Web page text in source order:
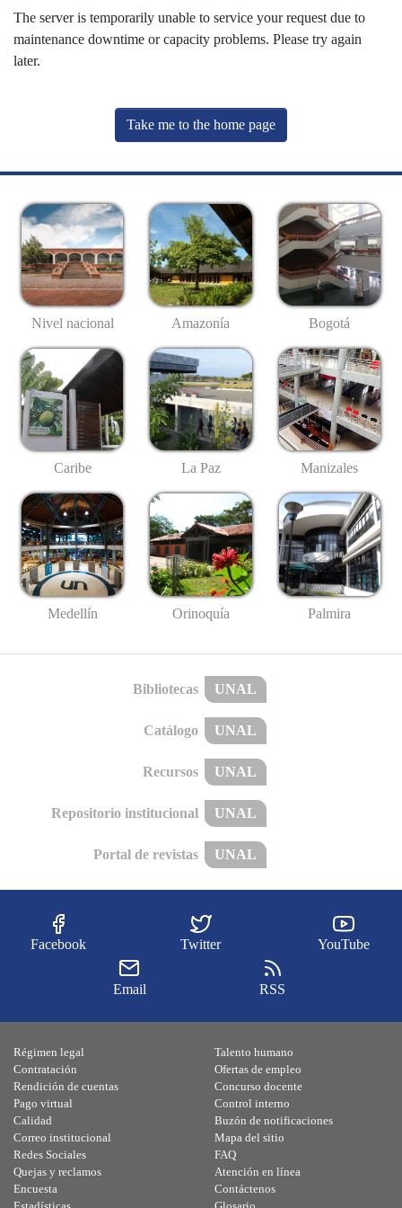
The server is temporarily unable to service your request due to
maintenance downtime or capacity problems. Please try again
later.
Take me to the home page
Nivel nacional Amazonía Bogotá
Caribe La Paz Manizales
Medellín Orinoquía Palmira
Bibliotecas UNAL
Catálogo UNAL
Recursos UNAL
Repositorio institucional UNAL
Portal de revistas UNAL
Facebook Twitter YouTube
Email RSS
Régimen legal
Contratación
Rendición de cuentas
Pago virtual
Calidad
Talento humano
Ofertas de empleo
Concurso docente
Control interno
Buzón de notificaciones
Correo institucional
Redes Sociales
Quejas y reclamos
Encuesta
Mapa del sitio
FAQ
Atención en línea
Contáctenos